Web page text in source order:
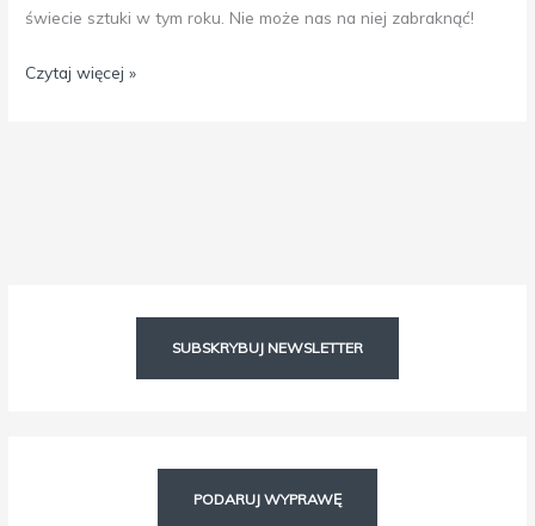
świecie sztuki w tym roku. Nie może nas na niej zabraknąć!
Czytaj więcej »
SUBSKRYBUJ NEWSLETTER
PODARUJ WYPRAWĘ